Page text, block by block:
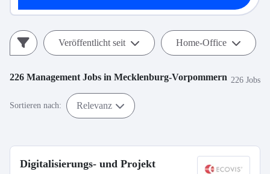
Veröffentlicht seit Home-Office
226 Management Jobs in Mecklenburg-Vorpommern 226 Jobs
Sortieren nach: Relevanz
Digitalisierungs- und Projekt